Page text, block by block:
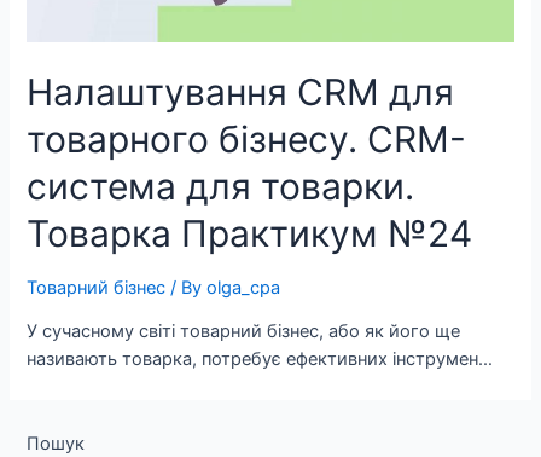
Налаштування CRM для
товарного бізнесу. CRM-
система для товарки.
Товарка Практикум №24
Товарний бізнес / Byolga_cpa
У сучасному світі товарний бізнес, або як його ще
називають товарка, потребує ефективних інструмен…
Пошук